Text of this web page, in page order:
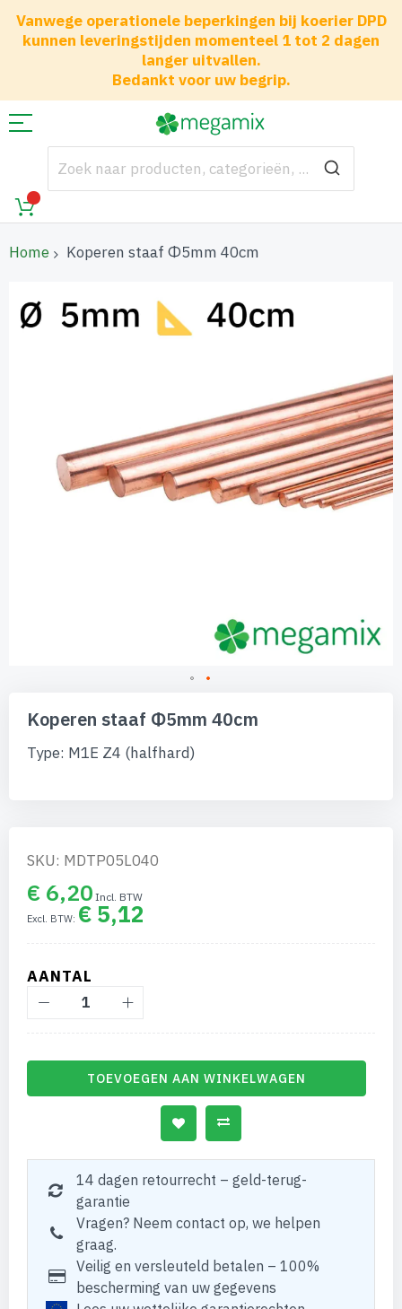
Vanwege operationele beperkingen bij koerier DPD
kunnen leveringstijden momenteel 1 tot 2 dagen
langer uitvallen.
Bedankt voor uw begrip.
Home Koperen staaf Φ5mm 40cm
naar
het
einde
naar
begin
Koperen staaf Φ5mm 40cm
Type: M1E Z4 (halfhard)
SKU: MDTP05L040
€ 6,20
€ 5,12
AANTAL
TOEVOEGEN AAN WINKELWAGEN
14 dagen retourrecht – geld-terug-
garantie
Vragen? Neem contact op, we helpen
graag.
Veilig en versleuteld betalen – 100%
bescherming van uw gegevens